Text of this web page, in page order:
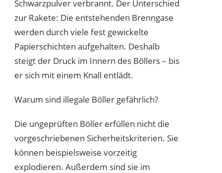
Schwarzpulver verbrannt. Der Unterschied
zur Rakete: Die entstehenden Brenngase
werden durch viele fest gewickelte
Papierschichten aufgehalten. Deshalb
steigt der Druck im Innern des Böllers – bis
er sich mit einem Knall entlädt.
Warum sind illegale Böller gefährlich?
Die ungeprüften Böller erfüllen nicht die
vorgeschriebenen Sicherheitskriterien. Sie
können beispielsweise vorzeitig
explodieren. Außerdem sind sie im